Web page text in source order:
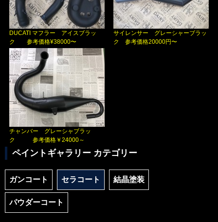
DUCATI マフラー アイスブラッ
ク 参考価格¥38000〜
サイレンサー グレーシャーブラッ
ク 参考価格20000円〜
チャンバー グレーシャブラッ
ク 参考価格￥24000～
ペイントギャラリー カテゴリー
ガンコート セラコート 結晶塗装
パウダーコート